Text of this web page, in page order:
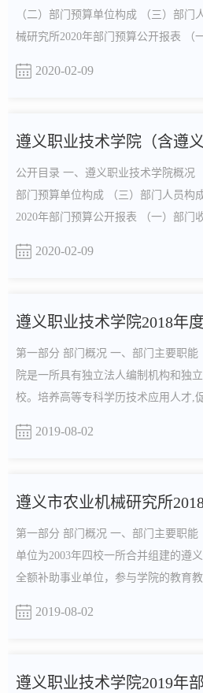
（二）部门预算单位构成 （三）部门
械研究所2020年部门预算公开报表 （
2020-02-09
公开目录 一、遵义职业技术学院概况
部门预算单位构成 （三）部门人员构
2020年部门预算公开报表 （一）部门
2020-02-09
遵义职业技术学院2018年
第一部分 部门概况 一、部门主要职
院是一所具有独立法人编制机构和独
校。培养高等专科学历技术应用人才,
2019-08-02
遵义市农业机械研究所
第一部分 部门概况 一、部门主要职
单位为2003年四校一所合并组建的遵
全额补助事业单位，参与学院的教育
2019-08-02